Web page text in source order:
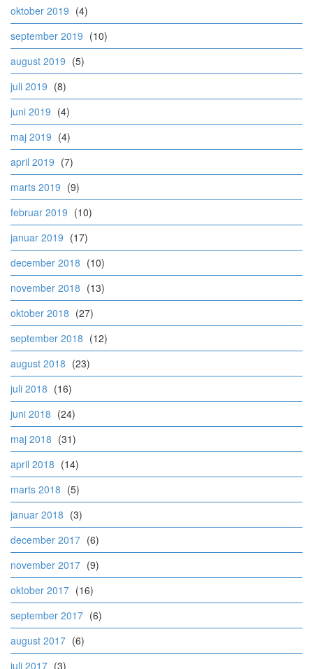
oktober 2019 (4)
september 2019 (10)
august 2019 (5)
juli 2019 (8)
juni 2019 (4)
maj 2019 (4)
april 2019 (7)
marts 2019 (9)
februar 2019 (10)
januar 2019 (17)
december 2018 (10)
november 2018 (13)
oktober 2018 (27)
september 2018 (12)
august 2018 (23)
juli 2018 (16)
juni 2018 (24)
maj 2018 (31)
april 2018 (14)
marts 2018 (5)
januar 2018 (3)
december 2017 (6)
november 2017 (9)
oktober 2017 (16)
september 2017 (6)
august 2017 (6)
juli 2017 (3)